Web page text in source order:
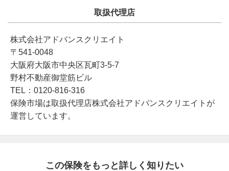
取扱代理店
株式会社アドバンスクリエイト
〒541-0048
大阪府大阪市中央区瓦町3-5-7
野村不動産御堂筋ビル
TEL：0120-816-316
保険市場は取扱代理店株式会社アドバンスクリエイトが
運営しています。
この保険をもっと詳しく知りたい